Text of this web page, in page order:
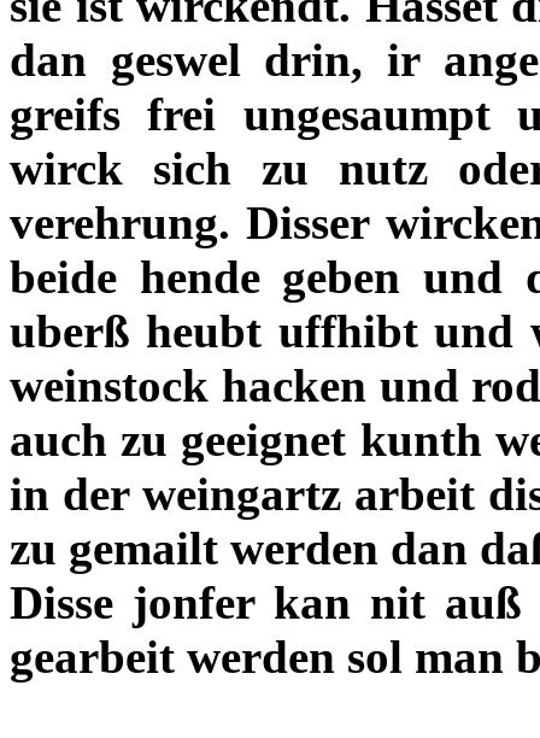
dan geswel drin, ir
greifs frei ungesaumpt
wirck sich zu nutz
verehrung. Disser
beide hende geben und
uberß heubt uffhibt und
weinstock hacken und
auch zu geeignet kunth
in der weingartz arbeit
zu gemailt werden dan
Disse jonfer kan nit
gearbeit werden sol man